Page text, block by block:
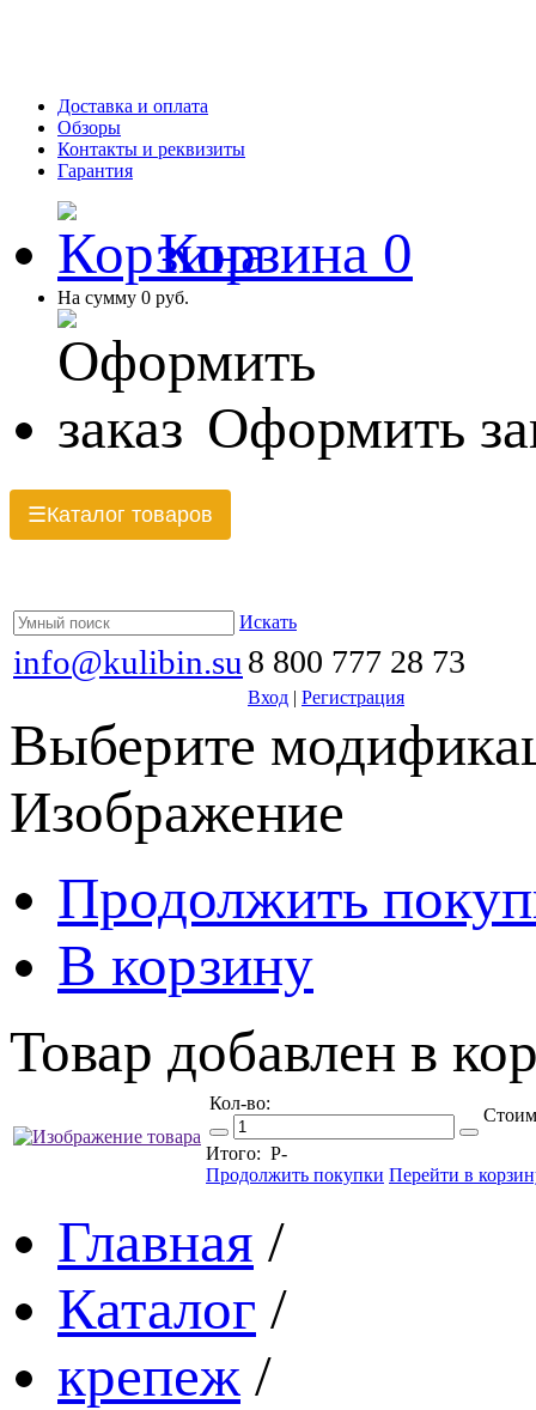
Доставка и оплата
Обзоры
Контакты и реквизиты
Гарантия
Корзина 0
На сумму 0 руб.
Оформить
☰Каталог товаров
Искать
info@kulibin.su 8 800 777 28 73
Вход | Регистрация
Выберите
Изображение
Продолжить
В корзину
Товар добавлен в
Кол-во:
Итого: Р-
Продолжить покупки Перейти в
Главная /
Каталог /
крепеж /